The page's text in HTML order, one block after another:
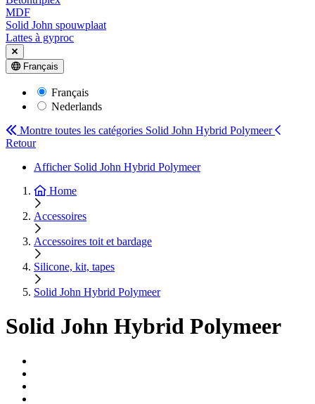
MDF
Solid John spouwplaat
Lattes à gyproc
Français
Français
Nederlands
Montre toutes les catégories Solid John Hybrid Polymeer
Retour
Afficher Solid John Hybrid Polymeer
Home
Accessoires
Accessoires toit et bardage
Silicone, kit, tapes
Solid John Hybrid Polymeer
Solid John Hybrid Polymeer